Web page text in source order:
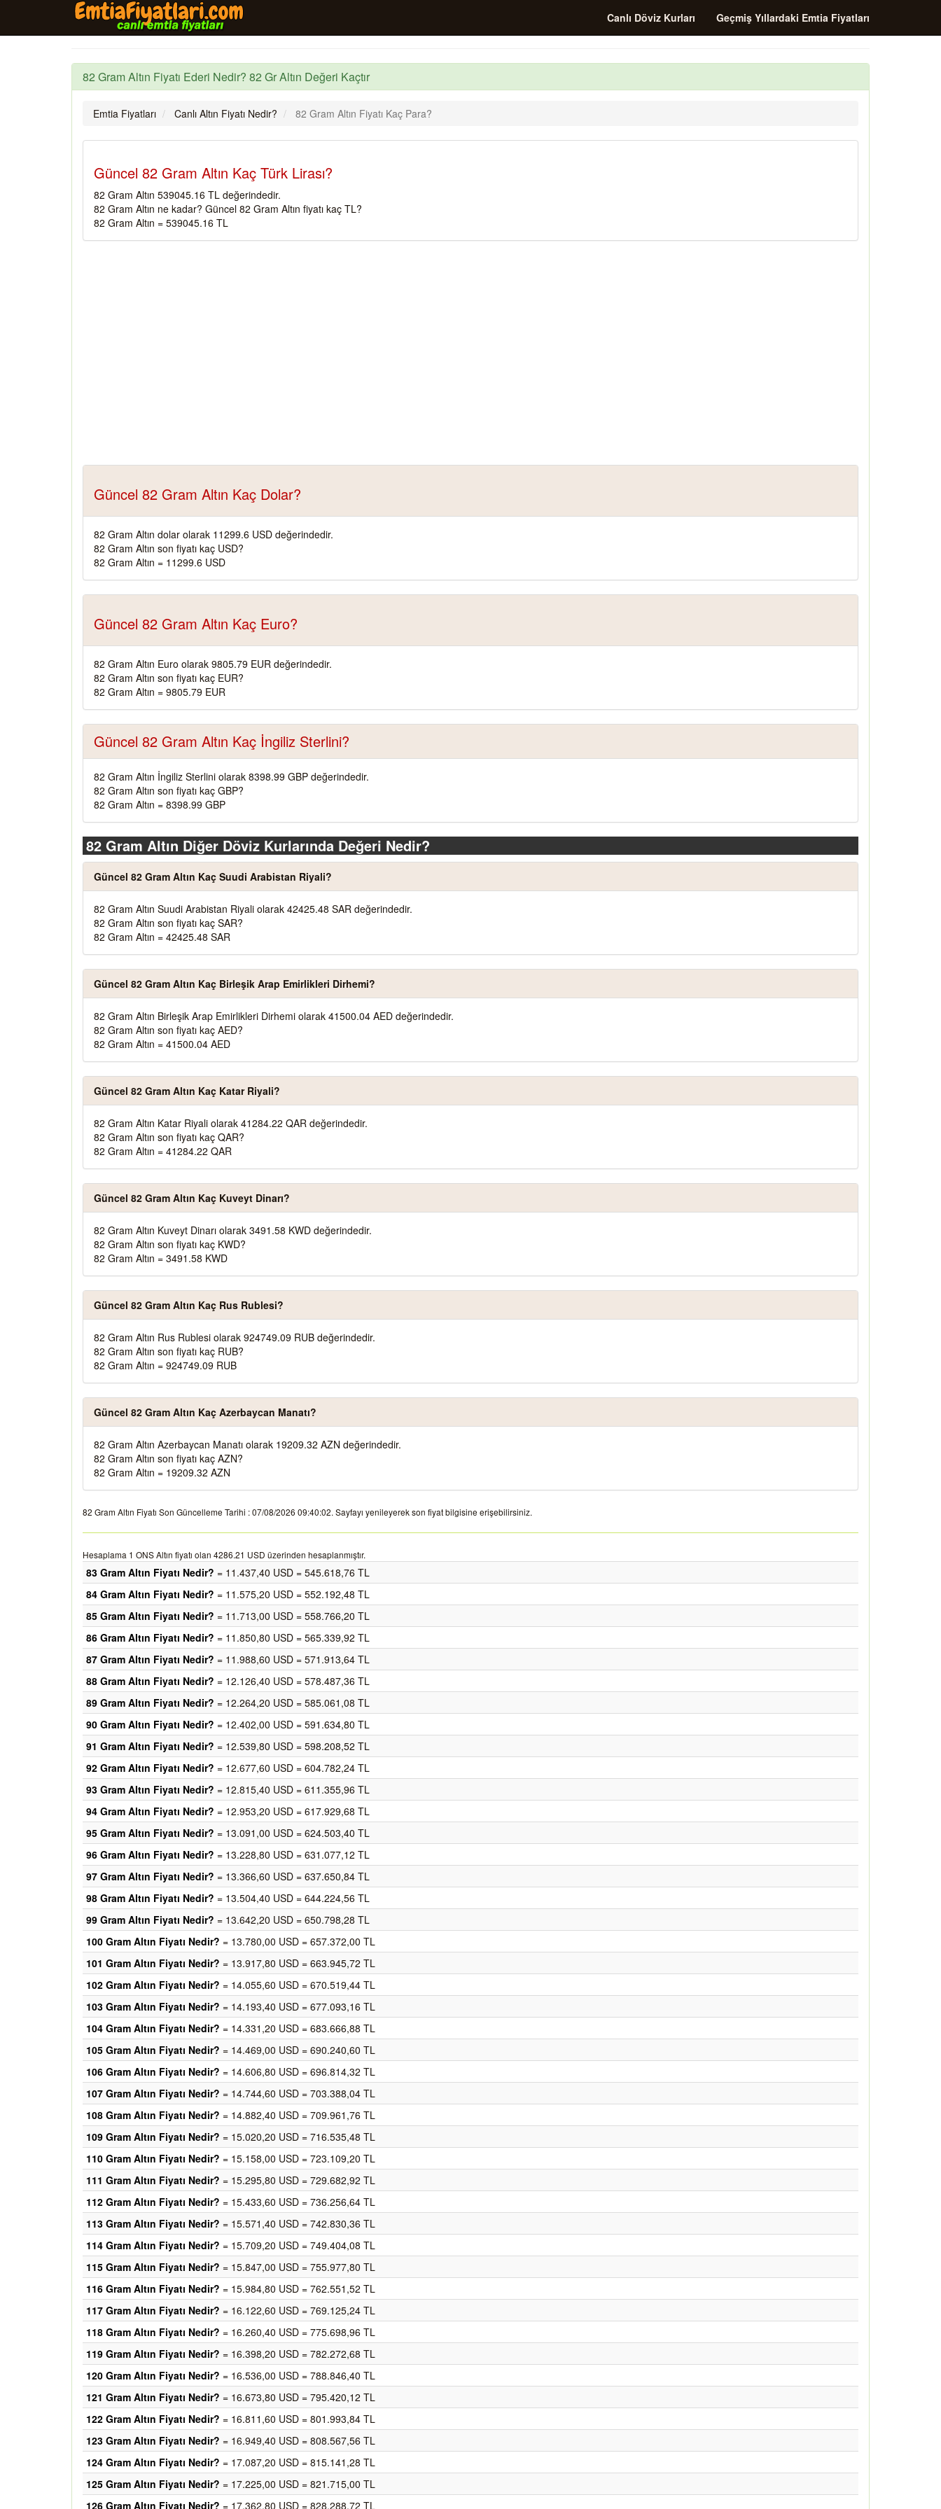
Canlı Döviz Kurları Geçmiş Yıllardaki Emtia Fiyatları
82 Gram Altın Fiyatı Ederi Nedir? 82 Gr Altın Değeri Kaçtır
Emtia Fiyatları Canlı Altın Fiyatı Nedir? 82 Gram Altın Fiyatı Kaç Para?
Güncel 82 Gram Altın Kaç Türk Lirası?
82 Gram Altın 539045.16 TL değerindedir.
82 Gram Altın ne kadar? Güncel 82 Gram Altın fiyatı kaç TL?
82 Gram Altın = 539045.16 TL
Güncel 82 Gram Altın Kaç Dolar?
82 Gram Altın dolar olarak 11299.6 USD değerindedir.
82 Gram Altın son fiyatı kaç USD?
82 Gram Altın = 11299.6 USD
Güncel 82 Gram Altın Kaç Euro?
82 Gram Altın Euro olarak 9805.79 EUR değerindedir.
82 Gram Altın son fiyatı kaç EUR?
82 Gram Altın = 9805.79 EUR
Güncel 82 Gram Altın Kaç İngiliz Sterlini?
82 Gram Altın İngiliz Sterlini olarak 8398.99 GBP değerindedir.
82 Gram Altın son fiyatı kaç GBP?
82 Gram Altın = 8398.99 GBP
82 Gram Altın Diğer Döviz Kurlarında Değeri Nedir?
Güncel 82 Gram Altın Kaç Suudi Arabistan Riyali?
82 Gram Altın Suudi Arabistan Riyali olarak 42425.48 SAR değerindedir.
82 Gram Altın son fiyatı kaç SAR?
82 Gram Altın = 42425.48 SAR
Güncel 82 Gram Altın Kaç Birleşik Arap Emirlikleri Dirhemi?
82 Gram Altın Birleşik Arap Emirlikleri Dirhemi olarak 41500.04 AED değerindedir.
82 Gram Altın son fiyatı kaç AED?
82 Gram Altın = 41500.04 AED
Güncel 82 Gram Altın Kaç Katar Riyali?
82 Gram Altın Katar Riyali olarak 41284.22 QAR değerindedir.
82 Gram Altın son fiyatı kaç QAR?
82 Gram Altın = 41284.22 QAR
Güncel 82 Gram Altın Kaç Kuveyt Dinarı?
82 Gram Altın Kuveyt Dinarı olarak 3491.58 KWD değerindedir.
82 Gram Altın son fiyatı kaç KWD?
82 Gram Altın = 3491.58 KWD
Güncel 82 Gram Altın Kaç Rus Rublesi?
82 Gram Altın Rus Rublesi olarak 924749.09 RUB değerindedir.
82 Gram Altın son fiyatı kaç RUB?
82 Gram Altın = 924749.09 RUB
Güncel 82 Gram Altın Kaç Azerbaycan Manatı?
82 Gram Altın Azerbaycan Manatı olarak 19209.32 AZN değerindedir.
82 Gram Altın son fiyatı kaç AZN?
82 Gram Altın = 19209.32 AZN
82 Gram Altın Fiyatı Son Güncelleme Tarihi : 07/08/2026 09:40:02. Sayfayı yenileyerek son fiyat bilgisine erişebilirsiniz.
Hesaplama 1 ONS Altın fiyatı olan 4286.21 USD üzerinden hesaplanmıştır.
83 Gram Altın Fiyatı Nedir? = 11.437,40 USD = 545.618,76 TL
84 Gram Altın Fiyatı Nedir? = 11.575,20 USD = 552.192,48 TL
85 Gram Altın Fiyatı Nedir? = 11.713,00 USD = 558.766,20 TL
86 Gram Altın Fiyatı Nedir? = 11.850,80 USD = 565.339,92 TL
87 Gram Altın Fiyatı Nedir? = 11.988,60 USD = 571.913,64 TL
88 Gram Altın Fiyatı Nedir? = 12.126,40 USD = 578.487,36 TL
89 Gram Altın Fiyatı Nedir? = 12.264,20 USD = 585.061,08 TL
90 Gram Altın Fiyatı Nedir? = 12.402,00 USD = 591.634,80 TL
91 Gram Altın Fiyatı Nedir? = 12.539,80 USD = 598.208,52 TL
92 Gram Altın Fiyatı Nedir? = 12.677,60 USD = 604.782,24 TL
93 Gram Altın Fiyatı Nedir? = 12.815,40 USD = 611.355,96 TL
94 Gram Altın Fiyatı Nedir? = 12.953,20 USD = 617.929,68 TL
95 Gram Altın Fiyatı Nedir? = 13.091,00 USD = 624.503,40 TL
96 Gram Altın Fiyatı Nedir? = 13.228,80 USD = 631.077,12 TL
97 Gram Altın Fiyatı Nedir? = 13.366,60 USD = 637.650,84 TL
98 Gram Altın Fiyatı Nedir? = 13.504,40 USD = 644.224,56 TL
99 Gram Altın Fiyatı Nedir? = 13.642,20 USD = 650.798,28 TL
100 Gram Altın Fiyatı Nedir? = 13.780,00 USD = 657.372,00 TL
101 Gram Altın Fiyatı Nedir? = 13.917,80 USD = 663.945,72 TL
102 Gram Altın Fiyatı Nedir? = 14.055,60 USD = 670.519,44 TL
103 Gram Altın Fiyatı Nedir? = 14.193,40 USD = 677.093,16 TL
104 Gram Altın Fiyatı Nedir? = 14.331,20 USD = 683.666,88 TL
105 Gram Altın Fiyatı Nedir? = 14.469,00 USD = 690.240,60 TL
106 Gram Altın Fiyatı Nedir? = 14.606,80 USD = 696.814,32 TL
107 Gram Altın Fiyatı Nedir? = 14.744,60 USD = 703.388,04 TL
108 Gram Altın Fiyatı Nedir? = 14.882,40 USD = 709.961,76 TL
109 Gram Altın Fiyatı Nedir? = 15.020,20 USD = 716.535,48 TL
110 Gram Altın Fiyatı Nedir? = 15.158,00 USD = 723.109,20 TL
111 Gram Altın Fiyatı Nedir? = 15.295,80 USD = 729.682,92 TL
112 Gram Altın Fiyatı Nedir? = 15.433,60 USD = 736.256,64 TL
113 Gram Altın Fiyatı Nedir? = 15.571,40 USD = 742.830,36 TL
114 Gram Altın Fiyatı Nedir? = 15.709,20 USD = 749.404,08 TL
115 Gram Altın Fiyatı Nedir? = 15.847,00 USD = 755.977,80 TL
116 Gram Altın Fiyatı Nedir? = 15.984,80 USD = 762.551,52 TL
117 Gram Altın Fiyatı Nedir? = 16.122,60 USD = 769.125,24 TL
118 Gram Altın Fiyatı Nedir? = 16.260,40 USD = 775.698,96 TL
119 Gram Altın Fiyatı Nedir? = 16.398,20 USD = 782.272,68 TL
120 Gram Altın Fiyatı Nedir? = 16.536,00 USD = 788.846,40 TL
121 Gram Altın Fiyatı Nedir? = 16.673,80 USD = 795.420,12 TL
122 Gram Altın Fiyatı Nedir? = 16.811,60 USD = 801.993,84 TL
123 Gram Altın Fiyatı Nedir? = 16.949,40 USD = 808.567,56 TL
124 Gram Altın Fiyatı Nedir? = 17.087,20 USD = 815.141,28 TL
125 Gram Altın Fiyatı Nedir? = 17.225,00 USD = 821.715,00 TL
126 Gram Altın Fiyatı Nedir? = 17.362,80 USD = 828.288,72 TL